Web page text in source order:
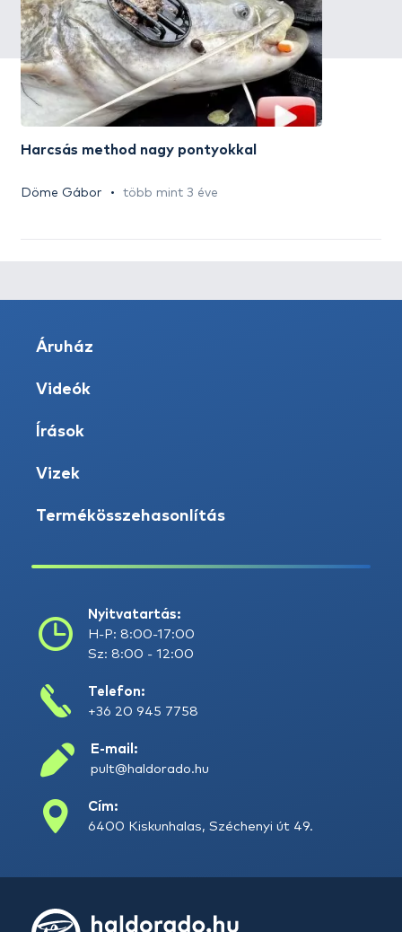
Harcsás method nagy pontyokkal
Döme Gábor több mint 3 éve
Áruház
Videók
Írások
Vizek
Termékösszehasonlítás
Nyitvatartás:
H-P: 8:00-17:00
Sz: 8:00 - 12:00
Telefon:
+36 20 945 7758
E-mail:
pult@haldorado.hu
Cím:
6400 Kiskunhalas, Széchenyi út 49.